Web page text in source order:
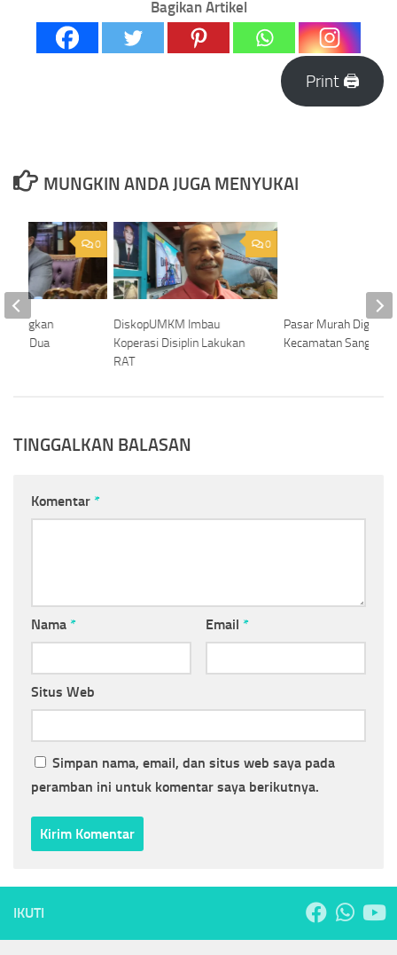
Bagikan Artikel
Print 🖨
MUNGKIN ANDA JUGA MENYUKAI
0
DiskopUMKM Imbau
Koperasi Disiplin Lakukan
RAT
Pasar Murah Digelar
Kecamatan Sangatta
0
Dua
TINGGALKAN BALASAN
Komentar *
Nama * Email *
Situs Web
Simpan nama, email, dan situs web saya pada
peramban ini untuk komentar saya berikutnya.
IKUTI